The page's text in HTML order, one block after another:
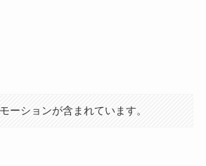
ーションが含まれています。